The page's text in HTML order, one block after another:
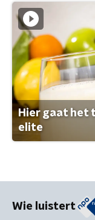
Hier gaat het
elite
Wie luistert